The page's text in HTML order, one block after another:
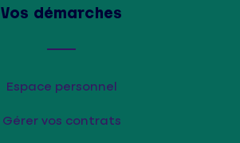
Vos démarches
Espace personnel
Gérer vos contrats